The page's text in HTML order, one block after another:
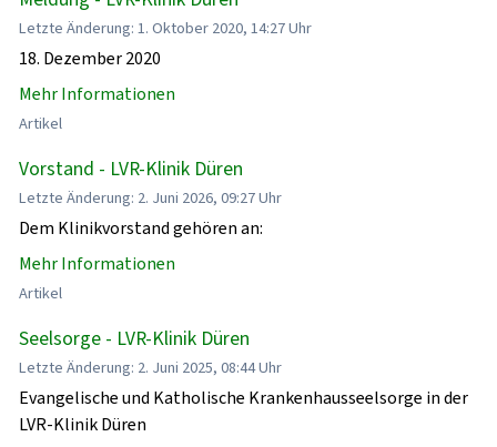
Letzte Änderung: 1. Oktober 2020, 14:27 Uhr
18. Dezember 2020
Mehr Informationen
Artikel
Vorstand - LVR-Klinik Düren
Letzte Änderung: 2. Juni 2026, 09:27 Uhr
Dem Klinikvorstand gehören an:
Mehr Informationen
Artikel
Seelsorge - LVR-Klinik Düren
Letzte Änderung: 2. Juni 2025, 08:44 Uhr
Evangelische und Katholische Krankenhausseelsorge in der
LVR-Klinik Düren